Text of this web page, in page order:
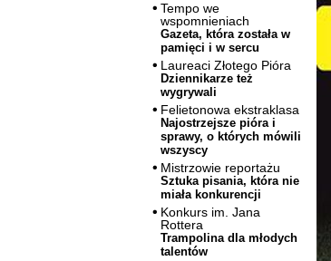
Tempo we
wspomnieniach
Gazeta, która została w
pamięci i w sercu
Laureaci Złotego Pióra
Dziennikarze też
wygrywali
Felietonowa ekstraklasa
Najostrzejsze pióra i
sprawy, o których mówili
wszyscy
Mistrzowie reportażu
Sztuka pisania, która nie
miała konkurencji
Konkurs im. Jana
Rottera
Trampolina dla młodych
talentów